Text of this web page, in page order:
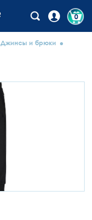
0
Джинсы и брюки